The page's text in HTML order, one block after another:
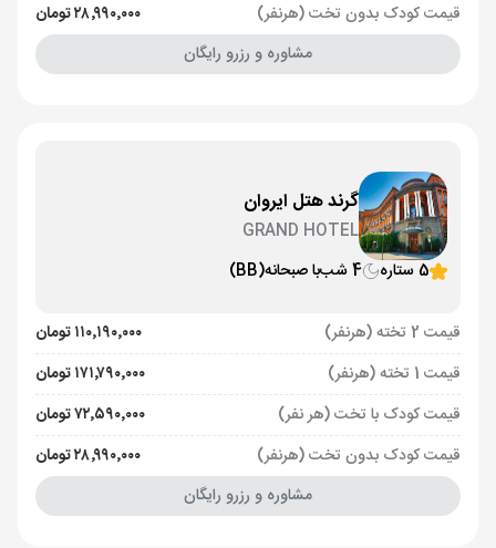
قیمت کودک بدون تخت (هرنفر)
۲۸٬۹۹۰٬۰۰۰ تومان
مشاوره و رزرو رایگان
گرند هتل ایروان
GRAND HOTEL
5 ستاره
4 شب با صبحانه(BB)
قیمت 2 تخته (هرنفر)
۱۱۰٬۱۹۰٬۰۰۰ تومان
قیمت 1 تخته (هرنفر)
۱۷۱٬۷۹۰٬۰۰۰ تومان
قیمت کودک با تخت (هر نفر)
۷۲٬۵۹۰٬۰۰۰ تومان
قیمت کودک بدون تخت (هرنفر)
۲۸٬۹۹۰٬۰۰۰ تومان
مشاوره و رزرو رایگان